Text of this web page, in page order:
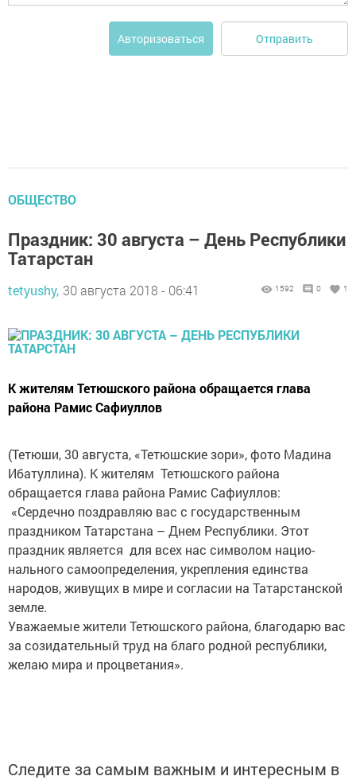
Авторизоваться Отправить
ОБЩЕСТВО
Праздник: 30 августа – День Республики
Татарстан
tetyushy, 30 августа 2018 - 06:41 1592 0 1
К жителям Тетюшского района обращается глава
района Рамис ­Сафиуллов
(Тетюши, 30 августа, «Тетюшские зори», фото Мадина
Ибатуллина). К жителям Тетюшского района
обращается глава района Рамис ­Сафиуллов:
«Сердечно поздравляю вас с государственным
праздником Татарстана – Днем Республики. Этот
праздник является для всех нас символом нацио­
нального само­определения, укреп­ления единства
народов, живущих в мире и согласии на Татарстанской
земле.
Уважаемые жители Тетюшского ­района, благодарю вас
за созидательный труд на благо родной респуб­лики,
желаю мира и ­процветания».
Следите за самым важным и интересным в